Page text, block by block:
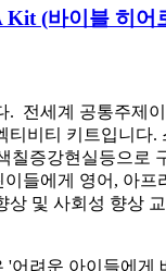
(바이블 히어
. 전세계 공통주제
티비티 키트입니다.
칠증강현실등으로
들에게 영어, 아프
상 및 사회성 향상
'어려운 아이들에게